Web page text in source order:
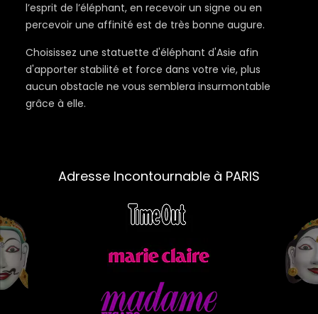
l’esprit de l’éléphant, en recevoir un signe ou en
percevoir une affinité est de très bonne augure.
Choisissez une statuette d'éléphant d'Asie afin
d'apporter stabilité et force dans votre vie, plus
aucun obstacle ne vous semblera insurmontable
grâce à elle.
Adresse Incontournable à PARIS